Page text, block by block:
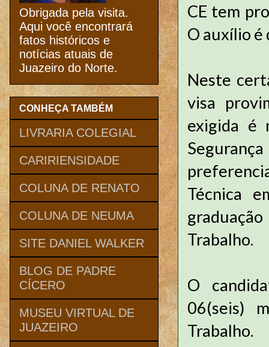
CE tem
O auxílio é
Neste
visa
exigida é
Técnica
Trabalho.
O
06(seis)
Trabalho.
Obrigada pela visita.
Aqui você encontrará
fatos históricos e
notícias atuais de
Juazeiro do Norte.
CONHEÇA TAMBÉM
LIVRARIA COLEGIAL
CARIRIENSIDADE
COLUNA DE RENATO
COLUNA DE NEUMA
SITE DANIEL WALKER
BLOG DE PADRE
CÍCERO
MUSEU VIRTUAL DE
JUAZEIRO